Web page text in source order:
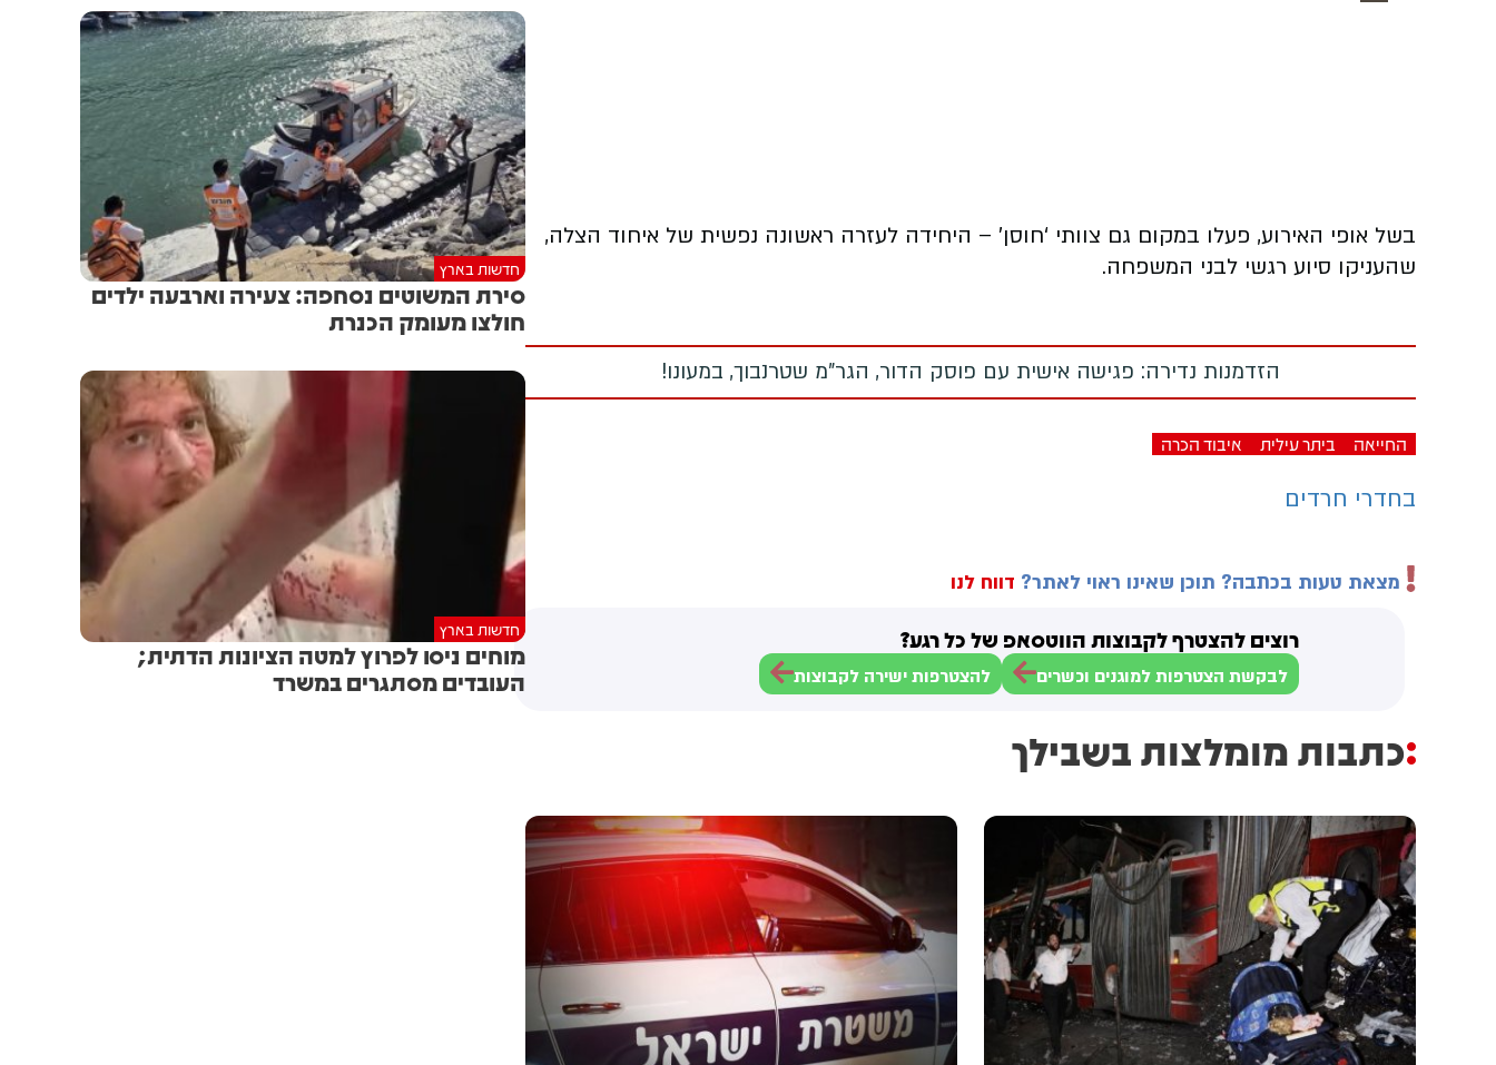
בשל אופי האירוע, פעלו במקום גם צוותי ‘חוסן’ – היחידה לעזרה ראשונה נפשית של איחוד הצלה,
שהעניקו סיוע רגשי לבני המשפחה.
הזדמנות נדירה: פגישה אישית עם פוסק הדור, הגר"מ שטרנבוך, במעונו!
החייאה ביתר עילית איבוד הכרה
בחדרי חרדים
מצאת טעות בכתבה? תוכן שאינו ראוי לאתר? דווח לנו
רוצים להצטרף לקבוצות הווטסאפ של כל רגע?
לבקשת הצטרפות למוגנים וכשרים להצטרפות ישירה לקבוצות
כתבות מומלצות בשבילך
חדשות בארץ
סירת המשוטים נסחפה: צעירה וארבעה ילדים
חולצו מעומק הכנרת
חדשות בארץ
מוחים ניסו לפרוץ למטה הציונות הדתית;
העובדים מסתגרים במשרד